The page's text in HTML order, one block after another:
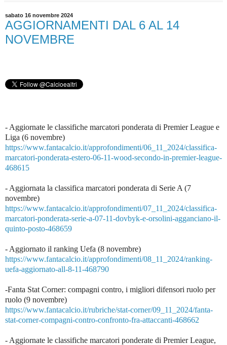
sabato 16 novembre 2024
AGGIORNAMENTI DAL 6 AL 14
NOVEMBRE
- Aggiornate le classifiche marcatori ponderata di Premier League e
Liga (6 novembre)
https://www.fantacalcio.it/approfondimenti/06_11_2024/classifica-
marcatori-ponderata-estero-06-11-wood-secondo-in-premier-league-
468615
- Aggiornata la classifica marcatori ponderata di Serie A (7
novembre)
https://www.fantacalcio.it/approfondimenti/07_11_2024/classifica-
marcatori-ponderata-serie-a-07-11-dovbyk-e-orsolini-agganciano-il-
quinto-posto-468659
- Aggiornato il ranking Uefa (8 novembre)
https://www.fantacalcio.it/approfondimenti/08_11_2024/ranking-
uefa-aggiornato-all-8-11-468790
-Fanta Stat Corner: compagni contro, i migliori difensori ruolo per
ruolo (9 novembre)
https://www.fantacalcio.it/rubriche/stat-corner/09_11_2024/fanta-
stat-corner-compagni-contro-confronto-fra-attaccanti-468662
- Aggiornate le classifiche marcatori ponderate di Premier League,